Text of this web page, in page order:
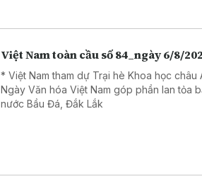
Việt Nam toàn cầu số 84_ngày 6/8/
* Việt Nam tham dự Trại hè Khoa học
Ngày Văn hóa Việt Nam góp phần lan tỏa
nước Bầu Đá, Đắk Lắk